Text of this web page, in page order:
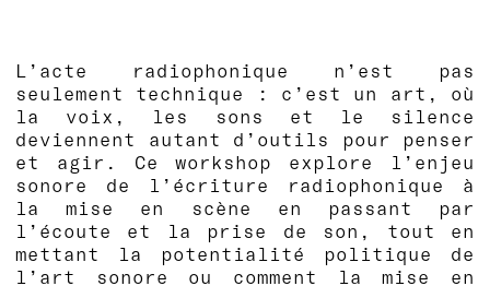
L’acte radiophonique n’est pas
seulement technique : c’est un art, où
la voix, les sons et le silence
deviennent autant d’outils pour penser
et agir. Ce workshop explore l’enjeu
sonore de l’écriture radiophonique à
la mise en scène en passant par
l’écoute et la prise de son, tout en
mettant la potentialité politique de
l’art sonore ou comment la mise en